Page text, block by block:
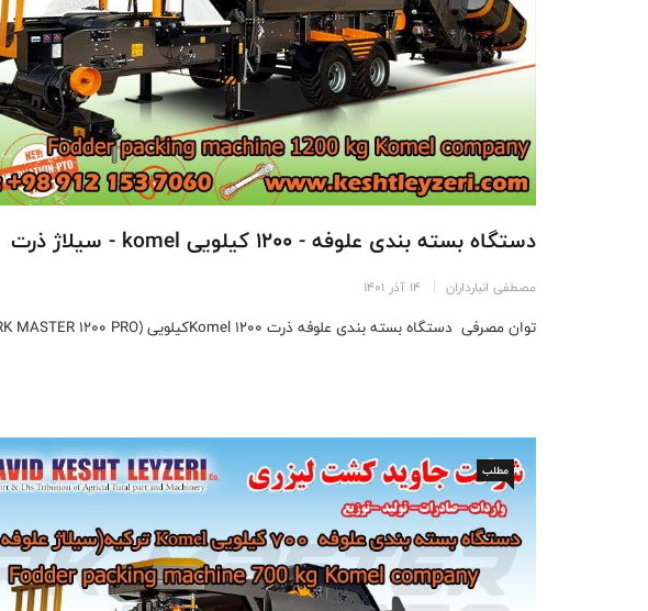
دستگاه بسته بندی علوفه - 1200 کیلویی komel - سیلاژ ذرت
مصطفی انبارداران 14 آذر 1401
توان مصرفی دستگاه بسته بندی علوفه ذرت Komel 1200کیلویی (RK MASTER 1200 PRO) ...
مطلب